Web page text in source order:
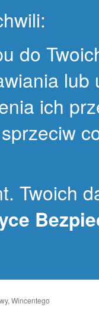
do
lub
ich
Twoich
Wincentego